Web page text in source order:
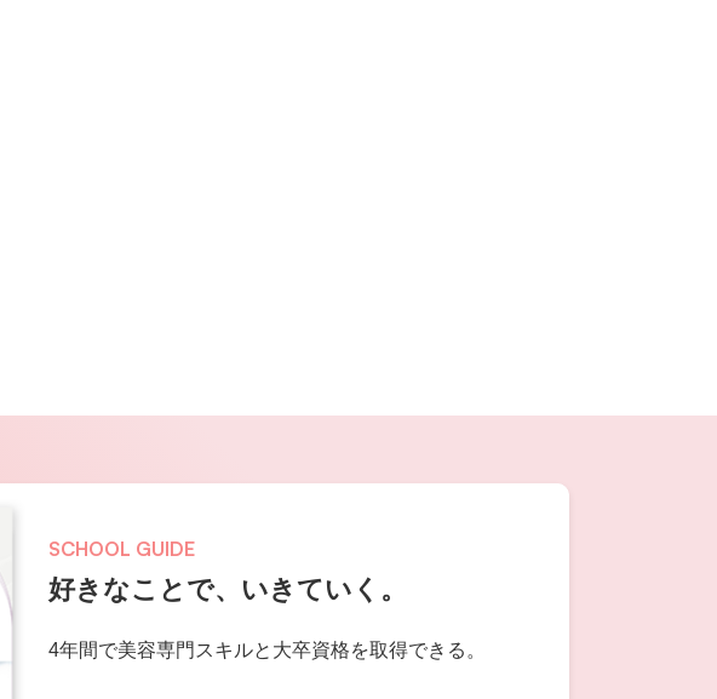
SCHOOL GUIDE
好きなことで、いきていく。
4年間で美容専門スキルと 大卒資格を取得できる。